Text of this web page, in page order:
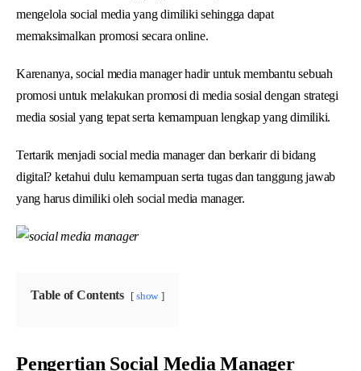
mengelola social media yang dimiliki sehingga dapat
memaksimalkan promosi secara online.
Karenanya, social media manager hadir untuk membantu sebuah
promosi untuk melakukan promosi di media sosial dengan strategi
media sosial yang tepat serta kemampuan lengkap yang dimiliki.
Tertarik menjadi social media manager dan berkarir di bidang
digital? ketahui dulu kemampuan serta tugas dan tanggung jawab
yang harus dimiliki oleh social media manager.
Table of Contents show
Pengertian Social Media Manager